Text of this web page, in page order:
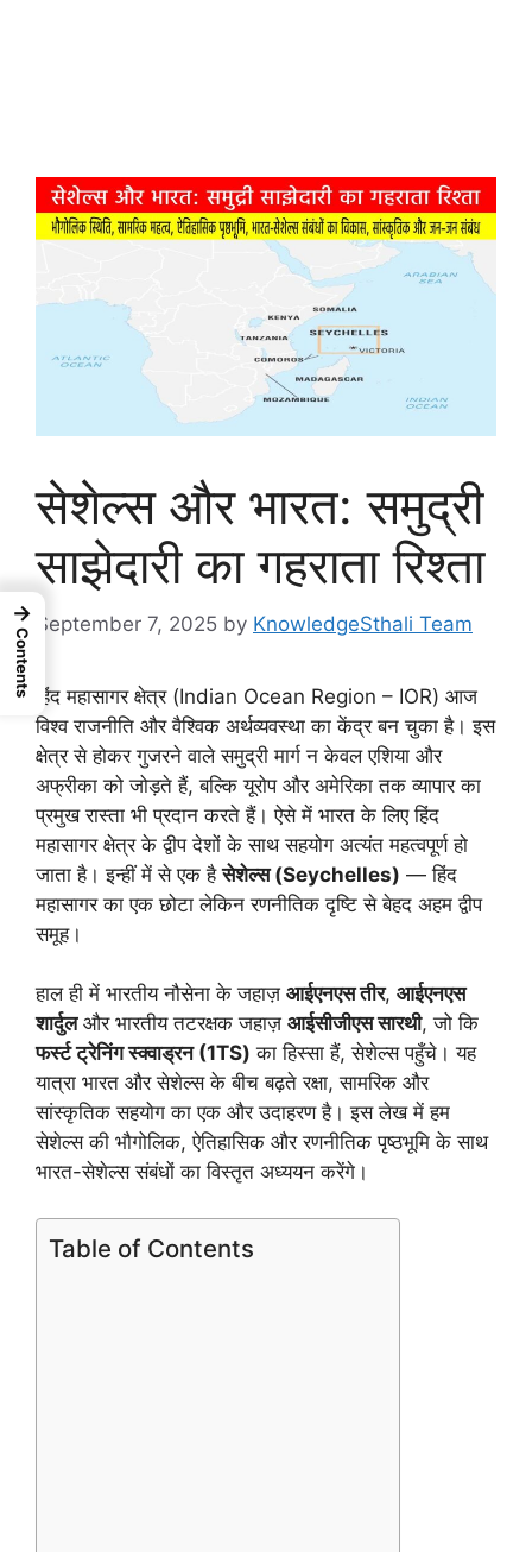
सेशेल्स और भारत: समुद्री
साझेदारी का गहराता रिश्ता
September 7, 2025 by KnowledgeSthali Team
हिंद महासागर क्षेत्र (Indian Ocean Region – IOR) आज
विश्व राजनीति और वैश्विक अर्थव्यवस्था का केंद्र बन चुका है। इस
क्षेत्र से होकर गुजरने वाले समुद्री मार्ग न केवल एशिया और
अफ्रीका को जोड़ते हैं, बल्कि यूरोप और अमेरिका तक व्यापार का
प्रमुख रास्ता भी प्रदान करते हैं। ऐसे में भारत के लिए हिंद
महासागर क्षेत्र के द्वीप देशों के साथ सहयोग अत्यंत महत्वपूर्ण हो
जाता है। इन्हीं में से एक हैसेशेल्स (Seychelles) — हिंद
महासागर का एक छोटा लेकिन रणनीतिक दृष्टि से बेहद अहम द्वीप
समूह।
हाल ही में भारतीय नौसेना के जहाज़ आईएनएस तीर, आईएनएस
शार्दुलऔर भारतीय तटरक्षक जहाज़ आईसीजीएस सारथी, जो कि
फर्स्ट ट्रेनिंग स्क्वाड्रन (1TS) का हिस्सा हैं, सेशेल्स पहुँचे। यह
यात्रा भारत और सेशेल्स के बीच बढ़ते रक्षा, सामरिक और
सांस्कृतिक सहयोग का एक और उदाहरण है। इस लेख में हम
सेशेल्स की भौगोलिक, ऐतिहासिक और रणनीतिक पृष्ठभूमि के साथ
भारत-सेशेल्स संबंधों का विस्तृत अध्ययन करेंगे।
Table of Contents
→
Contents